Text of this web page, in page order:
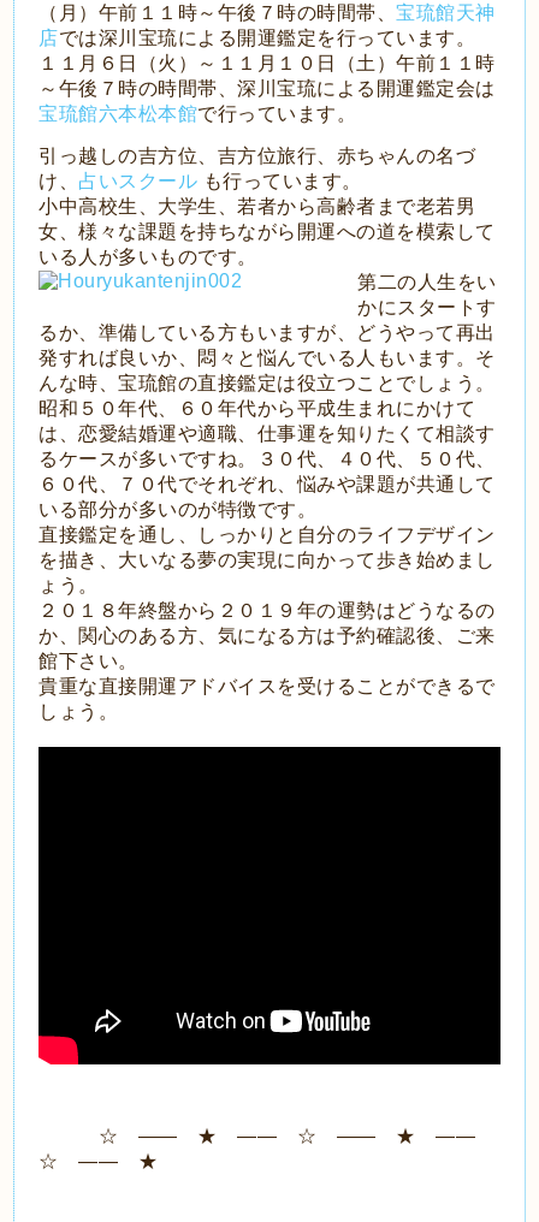
（月）午前１１時～午後７時の時間帯、宝琉館天神
店では深川宝琉による開運鑑定を行っています。
１１月６日（火）～１１月１０日（土）午前１１時
～午後７時の時間帯、深川宝琉による開運鑑定会は
宝琉館六本松本館で行っています。
引っ越しの吉方位、吉方位旅行、赤ちゃんの名づ
け、 占いスクール も行っています。
小中高校生、大学生、若者から高齢者まで老若男
女、様々な課題を持ちながら開運への道を模索して
いる人が多いものです。
第二の人生をい
かにスタートす
るか、準備している方もいますが、どうやって再出
発すれば良いか、悶々と悩んでいる人もいます。そ
んな時、宝琉館の直接鑑定は役立つことでしょう。
昭和５０年代、６０年代から平成生まれにかけて
は、恋愛結婚運や適職、仕事運を知りたくて相談す
るケースが多いですね。３０代、４０代、５０代、
６０代、７０代でそれぞれ、悩みや課題が共通して
いる部分が多いのが特徴です。
直接鑑定を通し、しっかりと自分のライフデザイン
を描き、大いなる夢の実現に向かって歩き始めまし
ょう。
２０１８年終盤から２０１９年の運勢はどうなるの
か、関心のある方、気になる方は予約確認後、ご来
館下さい。
貴重な直接開運アドバイスを受けることができるで
しょう。
☆ ―― ★ ―― ☆ ―― ★ ――
☆ ―― ★